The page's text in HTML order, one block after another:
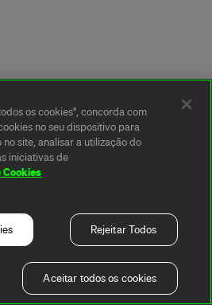
os cookies", concorda com
no seu dispositivo para
site, analisar a utilização do
iniciativas de
Cookies
Rejeitar Todos
Aceitar todos os cookies